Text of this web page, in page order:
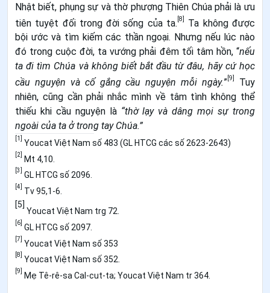
Nhật biết, phụng sự và thờ phượng Thiên Chúa phải là ưu
tiên tuyệt đối trong đời sống của ta. [8]
Ta không được
bội ước và tìm kiếm các thần ngoại. Nhưng nếu lúc nào
đó trong cuộc đời, ta vướng phải đêm tối tâm hồn, “nếu
ta đi tìm Chúa và không biết bắt đầu từ đâu, hãy cứ học
cầu nguyện và cố gắng cầu nguyện mỗi ngày.” [9]
Tuy
nhiên, cũng cần phải nhắc mình về tâm tình không thể
thiếu khi cầu nguyện là “thờ lạy và dâng mọi sự trong
ngoài của ta ở trong tay Chúa.”
[1] Youcat Việt Nam số 483 (GL HTCG các số 2623-2643)
[2] Mt 4,10.
[3] GL HTCG số 2096.
[4]
Tv 95,1-6.
[5]
Youcat Việt Nam trg 72.
[6] GL HTCG số 2097.
[7] Youcat Việt Nam số 353
[8] Youcat Việt Nam số 352.
[9] Mẹ Tê-rê-sa Cal-cut-ta; Youcat Việt Nam tr 364.